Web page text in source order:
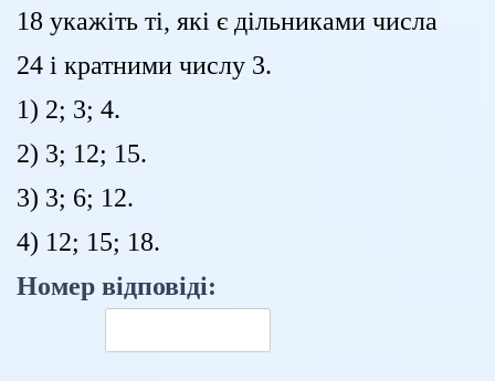
18 укажіть ті, які є дільниками числа
24 і кратними числу 3.
1) 2; 3; 4.
2) 3; 12; 15.
3) 3; 6; 12.
4) 12; 15; 18.
Номер відповіді: